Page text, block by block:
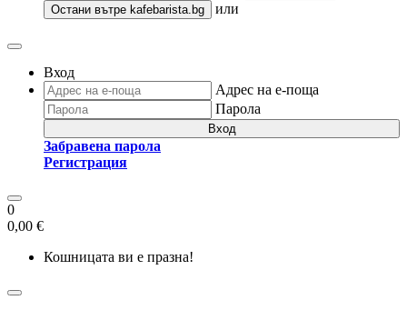
Остани вътре kafebarista.bg или
Вход
Адрес на е-поща
Парола
Вход
Забравена парола
Регистрация
0
0,00 €
Кошницата ви е празна!